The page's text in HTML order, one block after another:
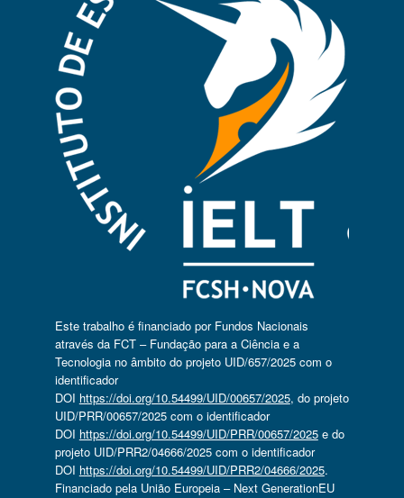
Este trabalho é financiado por Fundos Nacionais
através da FCT – Fundação para a Ciência e a
Tecnologia no âmbito do projeto UID/657/2025 com o
identificador
DOI https://doi.org/10.54499/UID/00657/2025, do projeto
UID/PRR/00657/2025 com o identificador
DOI https://doi.org/10.54499/UID/PRR/00657/2025e do
projeto UID/PRR2/04666/2025 com o identificador
DOI https://doi.org/10.54499/UID/PRR2/04666/2025.
Financiado pela União Europeia – Next GenerationEU